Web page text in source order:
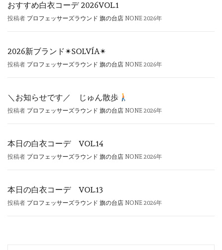
おすすめ白衣コーデ 2026VOL.1
投稿者 プロフェッサーズラウンド 旗の台店 NONE 2026年
2026新ブランド✴︎SOLVÍA✴︎
投稿者 プロフェッサーズラウンド 旗の台店 NONE 2026年
＼お知らせです／ じゅん散歩
投稿者 プロフェッサーズラウンド 旗の台店 NONE 2026年
本日の白衣コーデ VOL.14
投稿者 プロフェッサーズラウンド 旗の台店 NONE 2026年
本日の白衣コーデ VOL.13
投稿者 プロフェッサーズラウンド 旗の台店 NONE 2026年